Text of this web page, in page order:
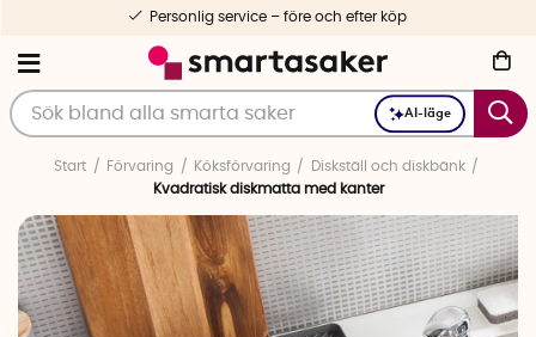
AI-läge
Personlig service – före och efter köp
Start Förvaring Köksförvaring
Diskställ och diskbänk
Kvadratisk diskmatta med kanter